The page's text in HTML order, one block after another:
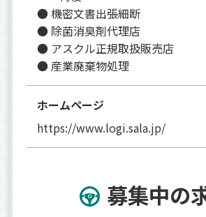
● 機密文書出張細断
● 除菌消臭剤代理店
● アスクル正規取扱販売店
● 産業廃棄物処理
ホームページ
https://www.logi.sala.jp/
募集中の